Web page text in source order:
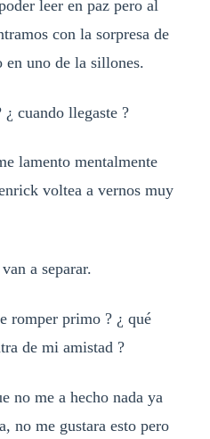
leer en paz pero al
con la sorpresa de
en uno de la sillones.
cuando llegaste ?
lamento mentalmente
voltea a vernos muy
a separar.
romper primo ? ¿ qué
de mi amistad ?
no me a hecho nada ya
no me gustara esto pero